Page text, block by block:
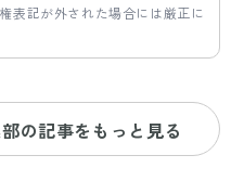
表記が外された場合には厳正に
の記事をもっと見る